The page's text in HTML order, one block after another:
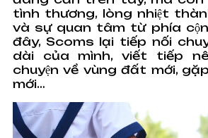
tình thương, lòng nhiệt
và sự quan tâm từ phía
đây, Scoms lại tiếp nối
dài của mình, viết tiếp
chuyện về vùng đất mới,
mới…